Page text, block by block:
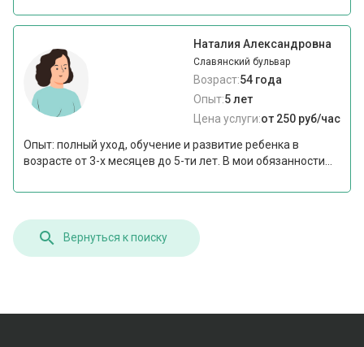
Наталия Александровна
Славянский бульвар
Возраст:54 года
Опыт:5 лет
Цена услуги:от 250 руб/час
Опыт: полный уход, обучение и развитие ребенка в
возрасте от 3-х месяцев до 5-ти лет. В мои обязанности...
Вернуться к поиску